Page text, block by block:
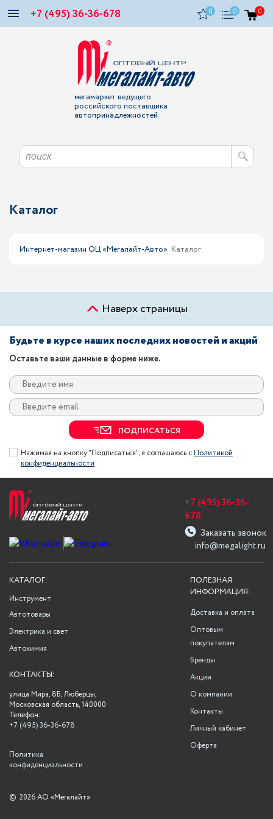
+7 (495) 36-36-678 0 0 0
мегамаркет ведущего
российского поставщика
автопринадлежностей
Каталог
Интернет-магазин ОЦ «Мегалайт-Авто» Каталог
Наверх страницы
Будьте в курсе наших последних новостей и акций
Оставьте ваши данные в форме ниже.
ПОДПИСАТЬСЯ
Нажимая на кнопку "Подписаться", я соглашаюсь сПолитикой
конфиденциальности
info@megalight.ru
+7 (495) 36-36-
678
Заказать звонок
ПОЛЕЗНАЯ
ИНФОРМАЦИЯ:
Доставка и оплата
Оптовым
покупателям
Бренды
Акции
О компании
Контакты
Личный кабинет
Оферта
КАТАЛОГ:
Инструмент
Автотовары
Электрика и свет
Автохимия
КОНТАКТЫ:
улица Мира, 8Б, Люберцы,
Московская область, 140000
Телефон:
+7 (495) 36-36-678
Политика
конфиденциальности
© 2026 АО «Мегалайт»